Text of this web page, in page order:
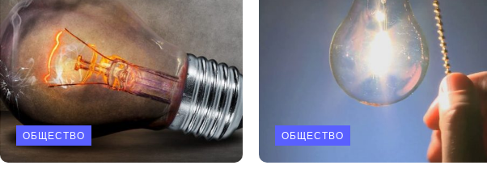
ОБЩЕСТВО ОБЩЕСТВО